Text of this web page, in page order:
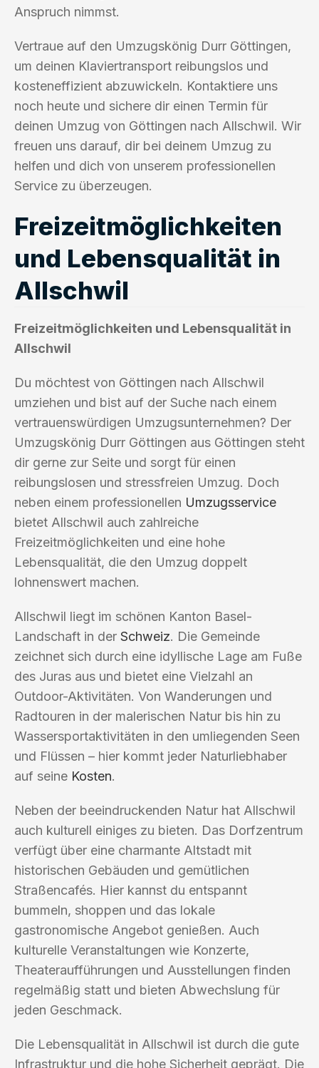
Anspruch nimmst.
Vertraue auf den Umzugskönig Durr Göttingen,
um deinen Klaviertransport reibungslos und
kosteneffizient abzuwickeln. Kontaktiere uns
noch heute und sichere dir einen Termin für
deinen Umzug von Göttingen nach Allschwil. Wir
freuen uns darauf, dir bei deinem Umzug zu
helfen und dich von unserem professionellen
Service zu überzeugen.
Freizeitmöglichkeiten
und Lebensqualität in
Allschwil
Freizeitmöglichkeiten und Lebensqualität in
Allschwil
Du möchtest von Göttingen nach Allschwil
umziehen und bist auf der Suche nach einem
vertrauenswürdigen Umzugsunternehmen? Der
Umzugskönig Durr Göttingen aus Göttingen steht
dir gerne zur Seite und sorgt für einen
reibungslosen und stressfreien Umzug. Doch
neben einem professionellen Umzugsservice
bietet Allschwil auch zahlreiche
Freizeitmöglichkeiten und eine hohe
Lebensqualität, die den Umzug doppelt
lohnenswert machen.
Allschwil liegt im schönen Kanton Basel-
Landschaft in der Schweiz. Die Gemeinde
zeichnet sich durch eine idyllische Lage am Fuße
des Juras aus und bietet eine Vielzahl an
Outdoor-Aktivitäten. Von Wanderungen und
Radtouren in der malerischen Natur bis hin zu
Wassersportaktivitäten in den umliegenden Seen
und Flüssen – hier kommt jeder Naturliebhaber
auf seine Kosten.
Neben der beeindruckenden Natur hat Allschwil
auch kulturell einiges zu bieten. Das Dorfzentrum
verfügt über eine charmante Altstadt mit
historischen Gebäuden und gemütlichen
Straßencafés. Hier kannst du entspannt
bummeln, shoppen und das lokale
gastronomische Angebot genießen. Auch
kulturelle Veranstaltungen wie Konzerte,
Theateraufführungen und Ausstellungen finden
regelmäßig statt und bieten Abwechslung für
jeden Geschmack.
Die Lebensqualität in Allschwil ist durch die gute
Infrastruktur und die hohe Sicherheit geprägt. Die